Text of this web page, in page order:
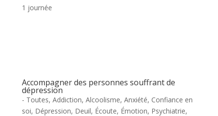
1 journée
Accompagner des personnes souffrant de
dépression
- Toutes, Addiction, Alcoolisme, Anxiété, Confiance en
soi, Dépression, Deuil, Écoute, Émotion, Psychiatrie,